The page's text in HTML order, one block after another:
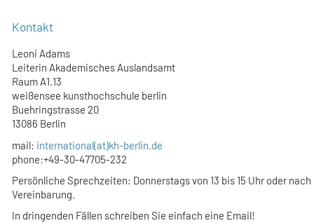
Kontakt
Leoni Adams
Leiterin Akademisches Auslandsamt
Raum A1.13
weißensee kunsthochschule berlin
Buehringstrasse 20
13086 Berlin
mail: international(at)kh-berlin.de
phone:+49-30-47705-232
Persönliche Sprechzeiten: Donnerstags von 13 bis 15 Uhr oder nach
Vereinbarung.
In dringenden Fällen schreiben Sie einfach eine Email!